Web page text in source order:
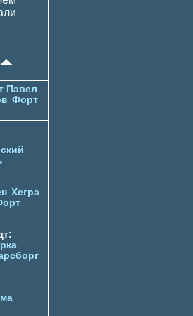
Павел
Форт
Хегра